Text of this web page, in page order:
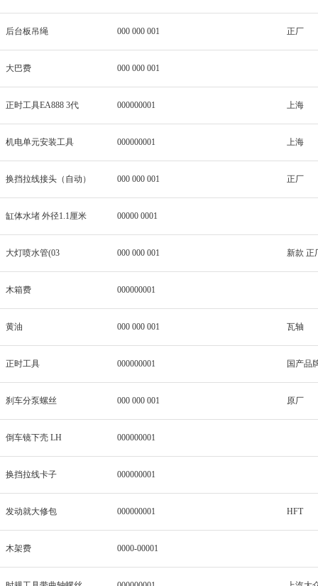
后台板吊绳 000 000 001 正厂
大巴费 000 000 001
正时工具EA888 3代 000000001 上海
机电单元安装工具 000000001 上海
换挡拉线接头（自动） 000 000 001 正厂
缸体水堵 外径1.1厘米 00000 0001
大灯喷水管(03 000 000 001 新款 正
木箱费 000000001
黄油 000 000 001 瓦轴
正时工具 000000001 国产品
刹车分泵螺丝 000 000 001 原厂
倒车镜下壳 LH 000000001
换挡拉线卡子 000000001
发动就大修包 000000001 HFT
木架费 0000-00001